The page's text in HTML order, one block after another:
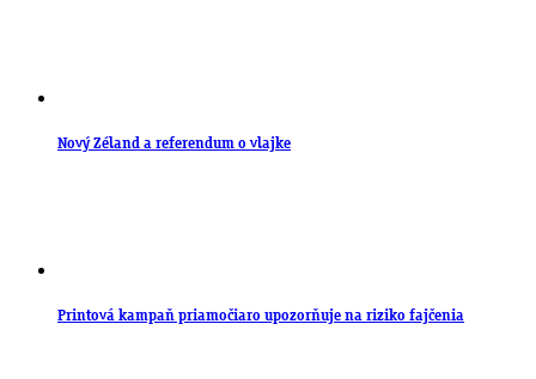
Nový Zéland a referendum o vlajke
Printová kampaň priamočiaro upozorňuje na riziko fajčenia